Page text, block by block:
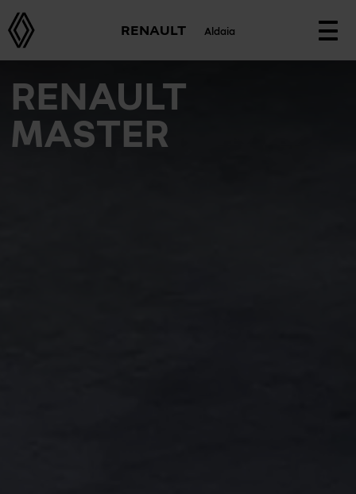
RENAULT Aldaia
RENAULT
MASTER